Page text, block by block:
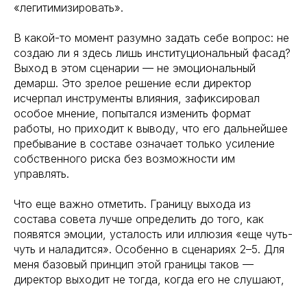
«легитимизировать».
В какой-то момент разумно задать себе вопрос: не
создаю ли я здесь лишь институциональный фасад?
Выход в этом сценарии — не эмоциональный
демарш. Это зрелое решение если директор
исчерпал инструменты влияния, зафиксировал
особое мнение, попытался изменить формат
работы, но приходит к выводу, что его дальнейшее
пребывание в составе означает только усиление
собственного риска без возможности им
управлять.
Что еще важно отметить. Границу выхода из
состава совета лучше определить до того, как
появятся эмоции, усталость или иллюзия «еще чуть-
чуть и наладится». Особенно в сценариях 2–5. Для
меня базовый принцип этой границы таков —
директор выходит не тогда, когда его не слушают,